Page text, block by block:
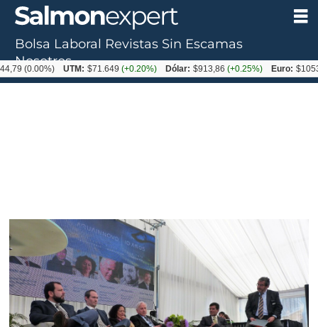
Bolsa Laboral Revistas Sin Escamas
Nosotros
UTM: $71.649(+0.20%) Dólar: $913,86(+0.25%) Euro: $1053,08(-